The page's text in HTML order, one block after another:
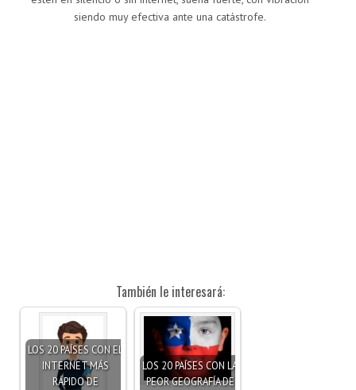
siendo muy efectiva ante una catástrofe.
También le interesará:
LOS 20 PAÍSES CON EL
INTERNET MÁS
RÁPIDO DE
LOS 20 PAÍSES CON LA
PEOR GEOGRAFÍA DE